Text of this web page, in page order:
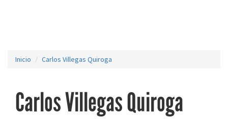
Inicio Carlos Villegas Quiroga
Carlos Villegas Quiroga